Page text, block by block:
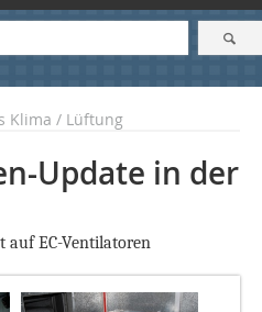
Klima / Lüftung
Update in der
auf EC-Ventilatoren